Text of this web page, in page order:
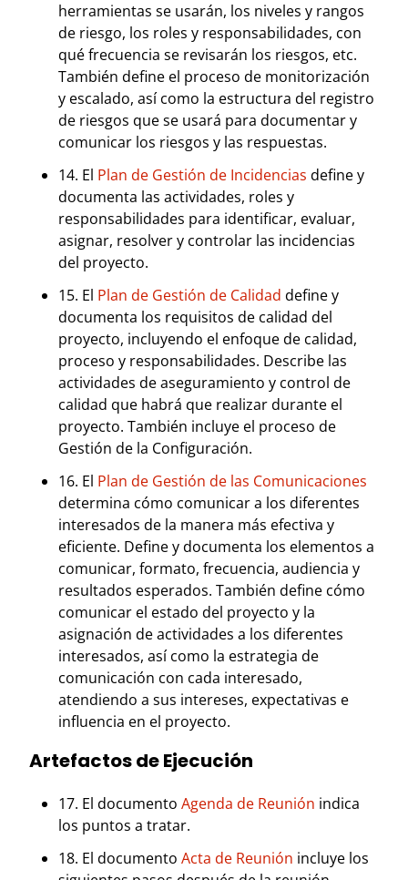
herramientas se usarán, los niveles y rangos
de riesgo, los roles y responsabilidades, con
qué frecuencia se revisarán los riesgos, etc.
También define el proceso de monitorización
y escalado, así como la estructura del registro
de riesgos que se usará para documentar y
comunicar los riesgos y las respuestas.
14. El Plan de Gestión de Incidencias define y
documenta las actividades, roles y
responsabilidades para identificar, evaluar,
asignar, resolver y controlar las incidencias
del proyecto.
15. El Plan de Gestión de Calidad define y
documenta los requisitos de calidad del
proyecto, incluyendo el enfoque de calidad,
proceso y responsabilidades. Describe las
actividades de aseguramiento y control de
calidad que habrá que realizar durante el
proyecto. También incluye el proceso de
Gestión de la Configuración.
16. El Plan de Gestión de las Comunicaciones
determina cómo comunicar a los diferentes
interesados de la manera más efectiva y
eficiente. Define y documenta los elementos a
comunicar, formato, frecuencia, audiencia y
resultados esperados. También define cómo
comunicar el estado del proyecto y la
asignación de actividades a los diferentes
interesados, así como la estrategia de
comunicación con cada interesado,
atendiendo a sus intereses, expectativas e
influencia en el proyecto.
Artefactos de Ejecución
17. El documento Agenda de Reunión indica
los puntos a tratar.
18. El documento Acta de Reunión incluye los